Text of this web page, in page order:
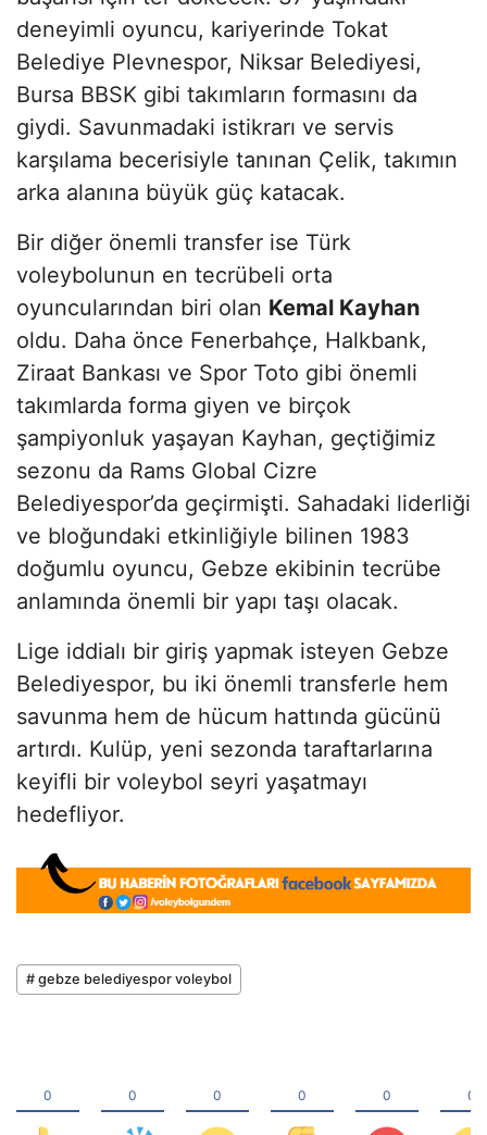
deneyimli oyuncu, kariyerinde Tokat
Belediye Plevnespor, Niksar Belediyesi,
Bursa BBSK gibi takımların formasını da
giydi. Savunmadaki istikrarı ve servis
karşılama becerisiyle tanınan Çelik, takımın
arka alanına büyük güç katacak.
Bir diğer önemli transfer ise Türk
voleybolunun en tecrübeli orta
oyuncularından biri olan Kemal Kayhan
oldu. Daha önce Fenerbahçe, Halkbank,
Ziraat Bankası ve Spor Toto gibi önemli
takımlarda forma giyen ve birçok
şampiyonluk yaşayan Kayhan, geçtiğimiz
sezonu da Rams Global Cizre
Belediyespor’da geçirmişti. Sahadaki liderliği
ve bloğundaki etkinliğiyle bilinen 1983
doğumlu oyuncu, Gebze ekibinin tecrübe
anlamında önemli bir yapı taşı olacak.
Lige iddialı bir giriş yapmak isteyen Gebze
Belediyespor, bu iki önemli transferle hem
savunma hem de hücum hattında gücünü
artırdı. Kulüp, yeni sezonda taraftarlarına
keyifli bir voleybol seyri yaşatmayı
hedefliyor.
# gebze belediyespor voleybol